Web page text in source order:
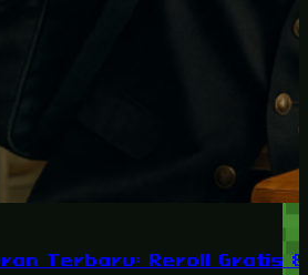
Terbaru: Reroll Gratis